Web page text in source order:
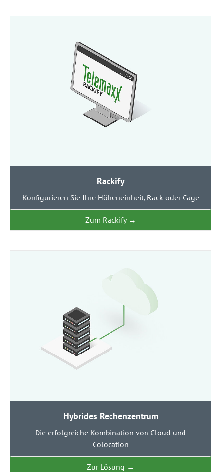
Rackify
Konfigurieren Sie Ihre Höheneinheit, Rack oder Cage
Zum Rackify →
Hybrides Rechenzentrum
Die erfolgreiche Kombination von Cloud und
Colocation
Zur Lösung →